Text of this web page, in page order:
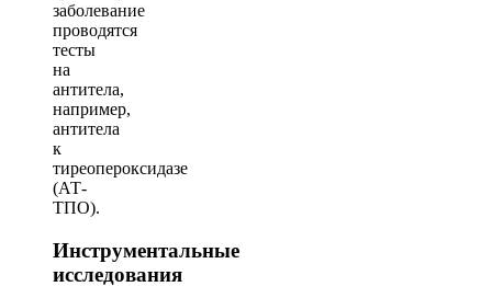
заболевание
проводятся
тесты
на
антитела,
например,
антитела
к
тиреопероксидазе
(АТ-
ТПО).
Инструментальные
исследования